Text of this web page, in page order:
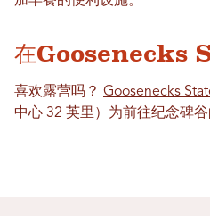
在Goosenecks
喜欢露营吗？ Goosenecks
中心 32 英里）为前往纪念碑